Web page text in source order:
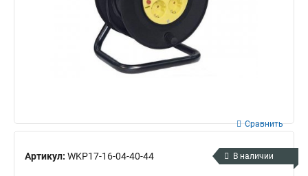
Артикул: WKP17-16-04-40-44
Сравнить
В наличии